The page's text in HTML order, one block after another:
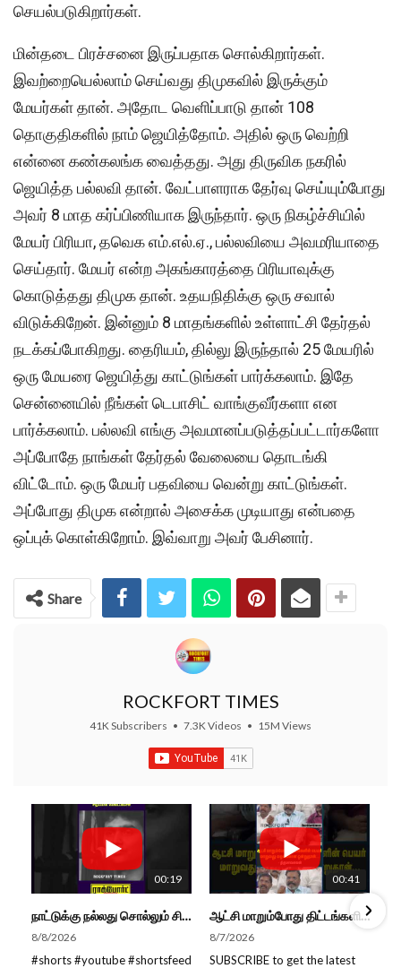
செயல்படுகிறார்கள்.
மின்தடை பிரச்சனை இருப்பதாக சொல்கிறார்கள்.
இவற்றையெல்லாம் செய்வது திமுகவில் இருக்கும்
மேயர்கள் தான். அதோட வெளிப்பாடு தான் 108
தொகுதிகளில் நாம் ஜெயித்தோம். அதில் ஒரு வெற்றி
என்னை கண்கலங்க வைத்தது. அது திருவிக நகரில்
ஜெயித்த பல்லவி தான். வேட்பாளராக தேர்வு செய்யும்போது
அவர் 8 மாத கர்ப்பிணியாக இருந்தார். ஒரு நிகழ்ச்சியில்
மேயர் பிரியா, தவெக எம்.எல்.ஏ., பல்லவியை அவமரியாதை
செய்தார். மேயர் என்ற அகங்காரத்தை பிரியாவுக்கு
கொடுத்தது திமுக தான். உதயநிதிக்கு ஒரு சவால்
விடுக்கிறேன். இன்னும் 8 மாதங்களில் உள்ளாட்சி தேர்தல்
நடக்கப்போகிறது. தைரியம், தில்லு இருந்தால் 25 மேயரில்
ஒரு மேயரை ஜெயித்து காட்டுங்கள் பார்க்கலாம். இதே
சென்னையில் நீங்கள் டெபாசிட் வாங்குவீர்களா என
பார்க்கலாம். பல்லவி எங்கு அவமானப்படுத்தப்பட்டார்களோ
அப்போதே நாங்கள் தேர்தல் வேலையை தொடங்கி
விட்டோம். ஒரு மேயர் பதவியை வென்று காட்டுங்கள்.
அப்போது திமுக என்றால் அசைக்க முடியாது என்பதை
ஒப்புக் கொள்கிறோம். இவ்வாறு அவர் பேசினார்.
Share
ROCKFORT TIMES
41K Subscribers • 7.3K Videos • 15M Views
00:19
நாட்டுக்கு நல்லது சொல்லும் சிறப்பான மேடைப்பேச்சு... #shorts #subscribe #video
8/8/2026
#shorts #youtube #shortsfeed
00:41
ஆட்சி மாறும்போது திட்டங்களின் பெயர் மாறுவது வழக்கமான ஒன்று தான்... திருமாவளவன்
8/7/2026
SUBSCRIBE to get the latest